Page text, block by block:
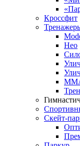
Кроссфит
Нео
Скейт-